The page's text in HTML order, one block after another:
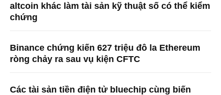
altcoin khác làm tài sản kỹ thuật số có thể kiểm
chứng
Binance chứng kiến ​​627 triệu đô la Ethereum
ròng chảy ra sau vụ kiện CFTC
Các tài sản tiền điện tử bluechip cùng biến